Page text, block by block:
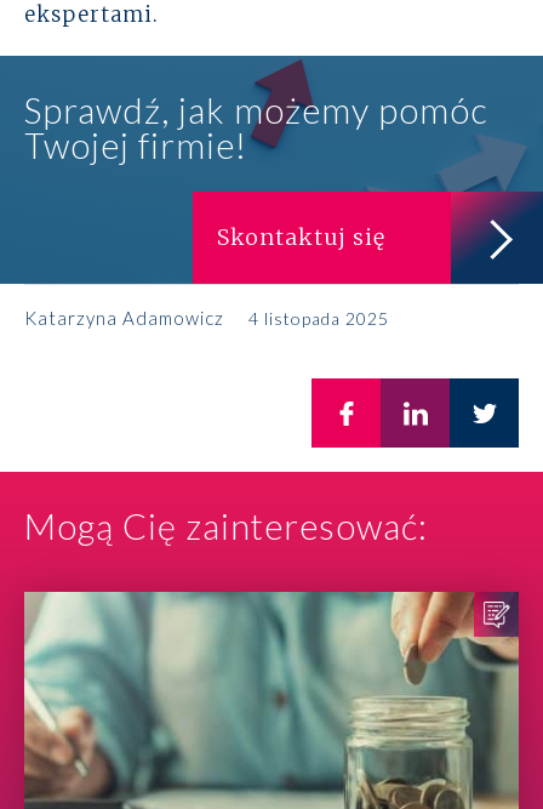
ekspertami.
Sprawdź, jak możemy pomóc
Twojej firmie!
Skontaktuj się
Katarzyna Adamowicz 4 listopada 2025
Mogą Cię zainteresować: